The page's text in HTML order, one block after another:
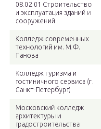
08.02.01 Строительство
и эксплуатация зданий и
сооружений
Колледж современных
технологий им. М.Ф.
Панова
Колледж туризма и
гостиничного сервиса (г.
Санкт-Петербург)
Московский колледж
архитектуры и
градостроительства